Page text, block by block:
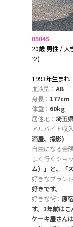
05045
20歳 男性 / 大
ツ)
1993年生まれ
血液型： AB
身長： 177cm
体重： 60kg
居住地： 埼玉
アルバイト収入
酒屋、撮影)
自由になる金額
よく行くショ
ム）」と、「
好きなブラン
好きです。
好きな街： 原
す。1年前は
ケーキ屋さん